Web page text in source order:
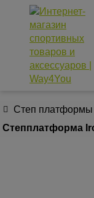
КАТАЛОГ ТОВАРОВ
Степ платформы
Степплатформа